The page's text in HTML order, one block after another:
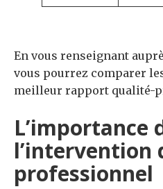
En vous renseignant
vous pourrez comparer
meilleur rapport qualité-
L’importance
l’intervention
professionnel